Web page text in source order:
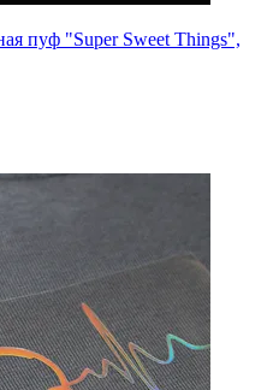
пуф "Super Sweet Things",